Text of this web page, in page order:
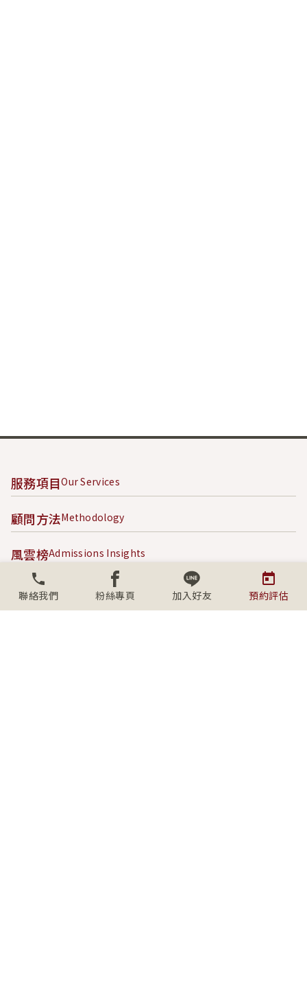
服務項目Our Services
顧問方法Methodology
風雲榜Admissions Insights
成功案例 Success Stories
聯絡我們 粉絲專頁 加入好友 預約評估